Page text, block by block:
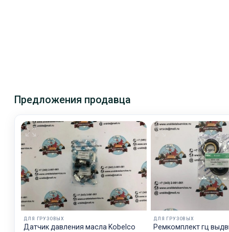
Предложения продавца
ДЛЯ ГРУЗОВЫХ
Датчик давления масла Kobelco
ДЛЯ ГРУЗОВЫХ
Рeмкoмплeкт гц выдвижения